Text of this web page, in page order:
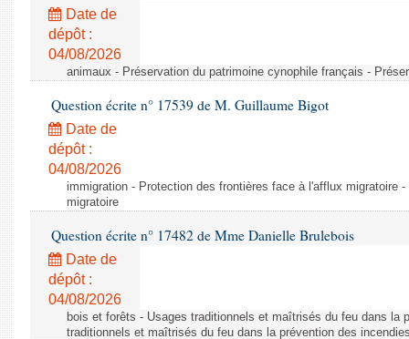
Date de
dépôt :
04/08/2026
animaux - Préservation du patrimoine cynophile français -
Question écrite n° 17539 de M. Guillaume Bigot
Date de
dépôt :
04/08/2026
immigration - Protection des frontières face à l'afflux migratoire
migratoire
Question écrite n° 17482 de Mme Danielle Brulebois
Date de
dépôt :
04/08/2026
bois et forêts - Usages traditionnels et maîtrisés du feu dans la
traditionnels et maîtrisés du feu dans la prévention des